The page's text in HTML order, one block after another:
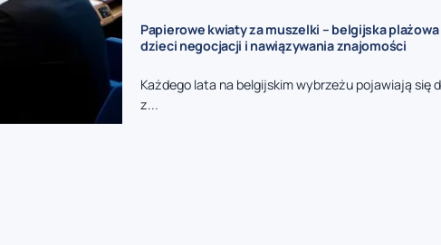
Papierowe kwiaty za muszelki – belgijska
dzieci negocjacji i nawiązywania znajomości
Każdego lata na belgijskim wybrzeżu pojawiają się
z...